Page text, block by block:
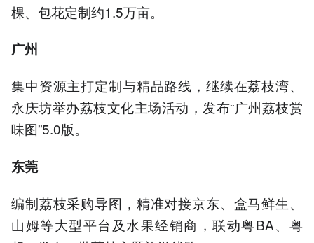
棵、包花定制约1.5万亩。
广州
集中资源主打定制与精品路线，继续在荔枝湾、
永庆坊举办荔枝文化主场活动，发布“广州荔枝赏
味图”5.0版。
东莞
编制荔枝采购导图，精准对接京东、盒马鲜生、
山姆等大型平台及水果经销商，联动粤BA、粤